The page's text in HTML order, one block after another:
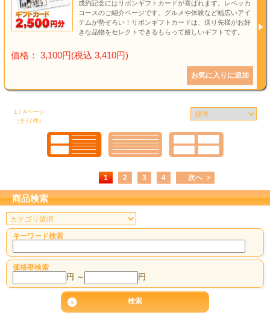
成約記念にはリボンギフトカードが喜ばれます。レベッカ
コースのご紹介ページです。グルメや体験など幅広いアイ
テムが勢ぞろい！リボンギフトカードは、送り先様がお好
きな品物をセレクトできるもらって嬉しいギフトです。
価格： 3,100円(税込 3,410円)
1 / 4ページ
（全77件）
1 2 3 4 次へ
商品検索
キーワード検索
価格帯検索
円 ～ 円